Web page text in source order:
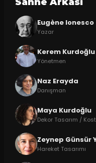
Eugène Ionesco
Yazar
Kerem Kurdoğlu
Yönetmen
Naz Erayda
Danışman
Maya Kurdoğlu
Dekor Tasarım /
Zeynep Günsür
Hareket Tasarımı